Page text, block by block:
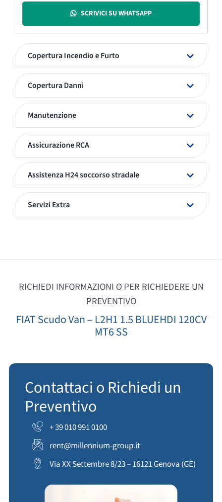
SCRIVICI SU WHATSAPP
Copertura Incendio e Furto
Copertura Danni
Manutenzione
Assicurazione RCA
Assistenza H24 soccorso stradale
Servizi Extra
RICHIEDI INFORMAZIONI O PER RICHIEDERE UN
PREVENTIVO
FIAT Scudo Van – L2H1 1.5 BLUEHDI 120CV
MT6 SS
Contattaci o Richiedi un
Preventivo
+ 39 010 991 0100
rent@millennium-group.it
Via XX Settembre 8/23 – 16121 Genova (GE)